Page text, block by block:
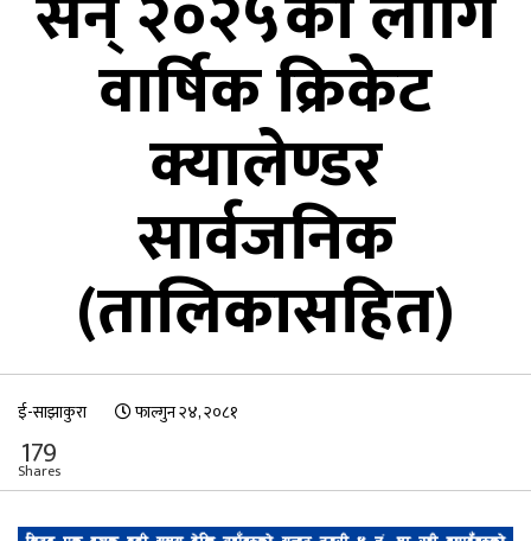
वार्षिक क्रिकेट
क्यालेण्डर
सार्वजनिक
(तालिकासहित)
ई-साझाकुरा फाल्गुन २४, २०८१
179
Shares